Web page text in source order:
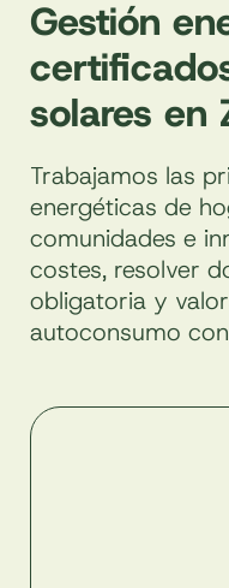
Gestión
solares en
Trabajamos las
energéticas de
comunidades e
costes, resolver
obligatoria y
autoconsumo